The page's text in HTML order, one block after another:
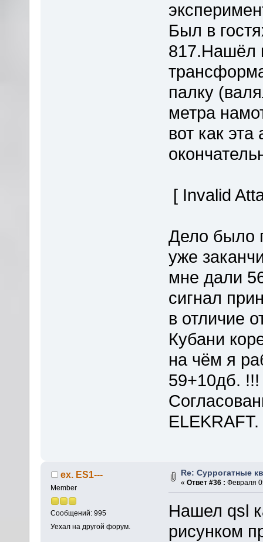
Был в
817.Нашёл
палку
метра
вот как
[ Invalid
Дело было
уже
мне дали
сигнал
в отличие
Кубани
на чём я
59+10дб. !!!
ELEKRAFT.
ex. ES1---
Member
Сообщений: 995
Уехал на другой форум.
Re: Суррогатные
«Ответ #36 : Февраля
Нашел qsl
рисунком